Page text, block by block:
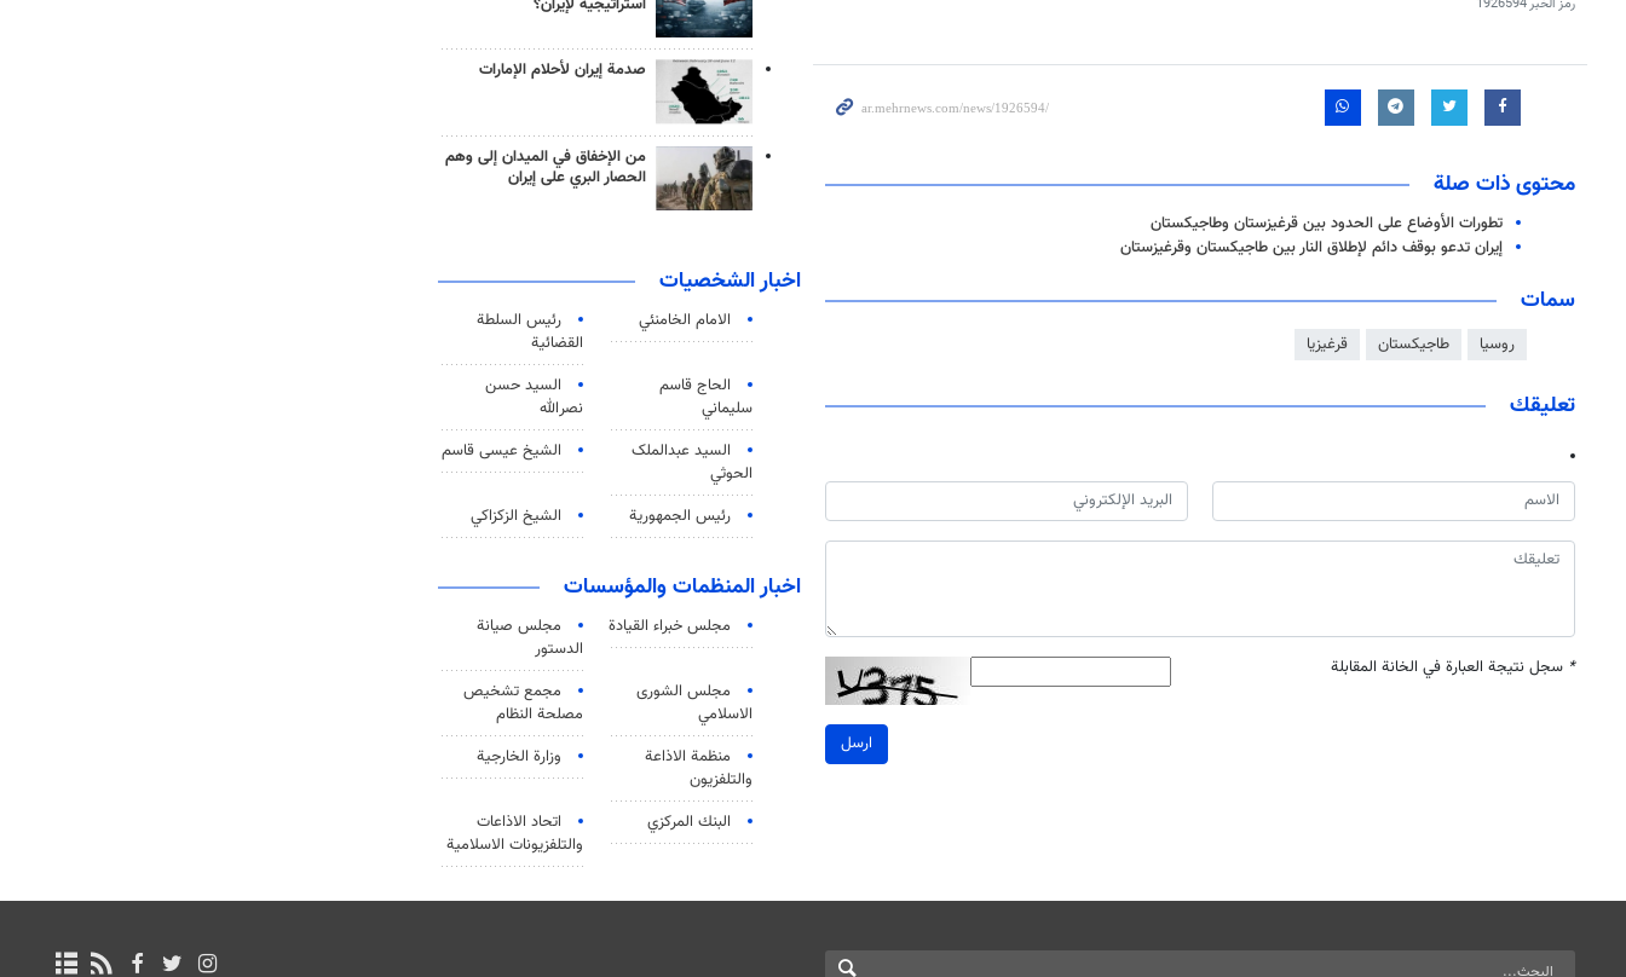
رمز الخبر1926594
محتوى ذات صلة
تطورات الأوضاع على الحدود بين قرغيزستان وطاجيكستان
إيران تدعو بوقف دائم لإطلاق النار بين طاجيكستان وقرغيزستان
سمات
روسيا طاجيكستان قرغيزيا
تعليقك
* سجل نتيجة العبارة في الخانة المقابلة
ارسل
صدمة إيران لأحلام الإمارات
من الإخفاق في الميدان إلى وهم
الحصار البري على إيران
اخبار الشخصيات
الامام الخامنئي
رئیس السلطة
القضائیة
الحاج قاسم
سليماني
السيد حسن
نصرالله
السید عبدالملک
الحوثي
الشيخ عيسى قاسم
رئيس الجمهورية الشيخ الزكزاكي
اخبار المنظمات والمؤسسات
مجلس خبراء القيادة
مجلس صيانة
الدستور
مجلس الشورى
الاسلامي
مجمع تشخيص
مصلحة النظام
منظمة الاذاعة
والتلفزیون
وزارة الخارجية
البنك المركزي
اتحاد الاذاعات
والتلفزيونات الاسلامية